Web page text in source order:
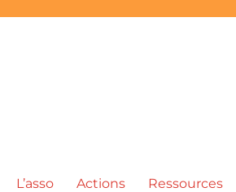
L’asso Actions Ressources